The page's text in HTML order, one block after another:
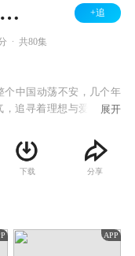
春天 TV版 +追
共80集
个中国动荡不安，几个年
，追寻着理想与爱情。她
女孩们都希望通过比赛
激烈的比赛中，小蝶、
从此推开了充满欢笑与
阱，还有不期而遇的爱
展开
下载 分享
APP